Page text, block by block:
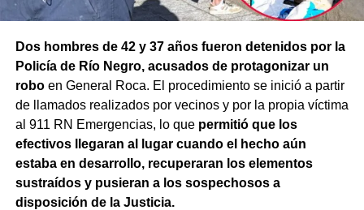
Dos hombres de 42 y 37 años fueron detenidos por la
Policía de Río Negro, acusados de protagonizar un
roboen General Roca. El procedimiento se inició a partir
de llamados realizados por vecinos y por la propia víctima
al 911 RN Emergencias, lo que permitió que los
efectivos llegaran al lugar cuando el hecho aún
estaba en desarrollo, recuperaran los elementos
sustraídos y pusieran a los sospechosos a
disposición de la Justicia.